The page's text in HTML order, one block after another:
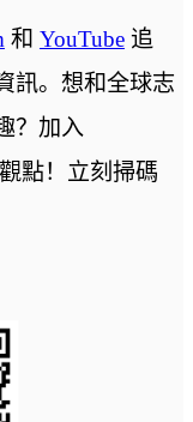
和 YouTube追
訊。想和全球志
？加入
點！立刻掃碼